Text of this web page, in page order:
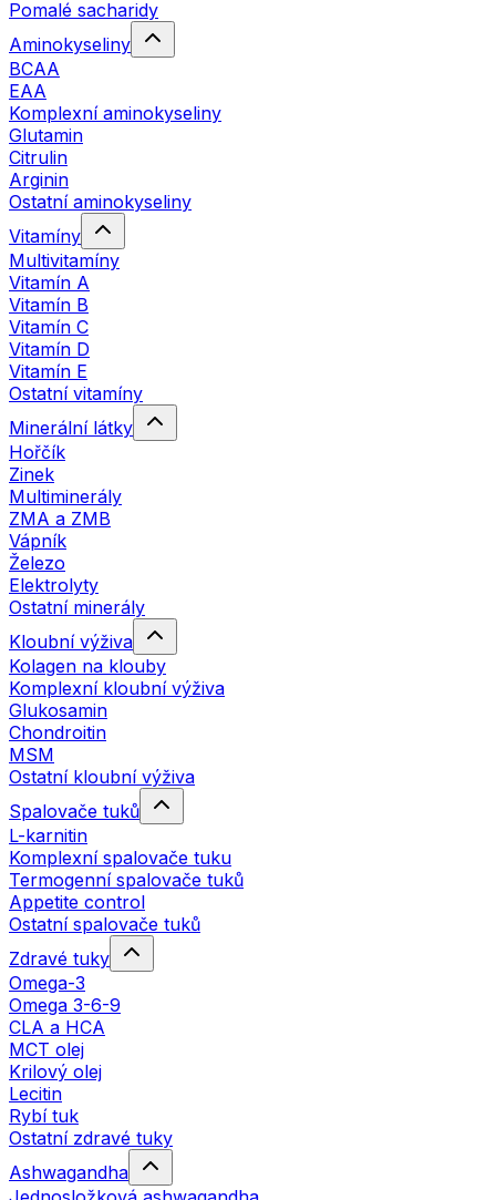
Pomalé sacharidy
Aminokyseliny
BCAA
EAA
Komplexní aminokyseliny
Glutamin
Citrulin
Arginin
Ostatní aminokyseliny
Vitamíny
Multivitamíny
Vitamín A
Vitamín B
Vitamín C
Vitamín D
Vitamín E
Ostatní vitamíny
Minerální látky
Hořčík
Zinek
Multiminerály
ZMA a ZMB
Vápník
Železo
Elektrolyty
Ostatní minerály
Kloubní výživa
Kolagen na klouby
Komplexní kloubní výživa
Glukosamin
Chondroitin
MSM
Ostatní kloubní výživa
Spalovače tuků
L-karnitin
Komplexní spalovače tuku
Termogenní spalovače tuků
Appetite control
Ostatní spalovače tuků
Zdravé tuky
Omega-3
Omega 3-6-9
CLA a HCA
MCT olej
Krilový olej
Lecitin
Rybí tuk
Ostatní zdravé tuky
Ashwagandha